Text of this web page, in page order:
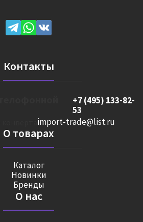
Контакты
+7 (495) 133-82-
53
import-trade@list.ru
О товарах
Каталог
Новинки
Бренды
О нас